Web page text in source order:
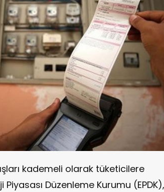
kademeli olarak tüketicilere
Düzenleme Kurumu (EPDK),